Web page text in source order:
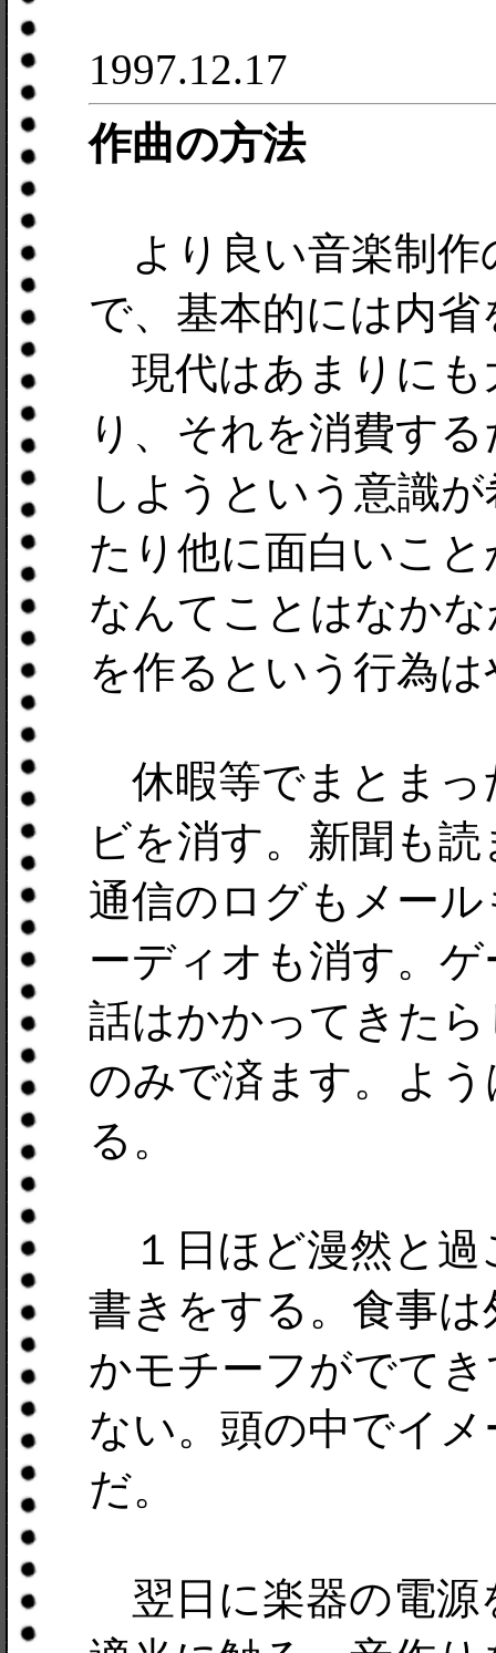
1997.12.17
作曲の方法
より良い音楽制作
で、基本的には内
現代はあまりにも
り、それを消費す
しようという意識
たり他に面白いこ
なんてことはなか
を作るという行為
休暇等でまとまっ
ビを消す。新聞も
通信のログもメー
ーディオも消す。
話はかかってきた
のみで済ます。よ
る。
１日ほど漫然と過
書きをする。食事
かモチーフがでて
ない。頭の中でイ
だ。
翌日に楽器の電源